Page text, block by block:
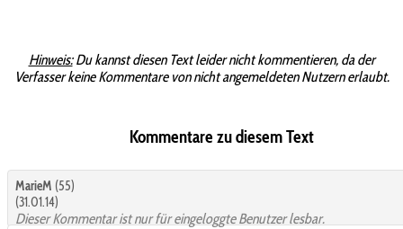
Hinweis:Du kannst diesen Text leider nicht kommentieren, da der
Verfasser keine Kommentare von nicht angemeldeten Nutzern erlaubt.
Kommentare zu diesem Text
MarieM (55)
(31.01.14)
Dieser Kommentar ist nur für eingeloggte Benutzer lesbar.